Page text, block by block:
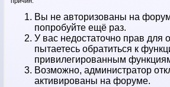
Вы не авторизованы на
попробуйте ещё раз.
У вас недостаточно прав
пытаетесь обратиться к
привилегированным
Возможно, администратор
активированы на форуме.